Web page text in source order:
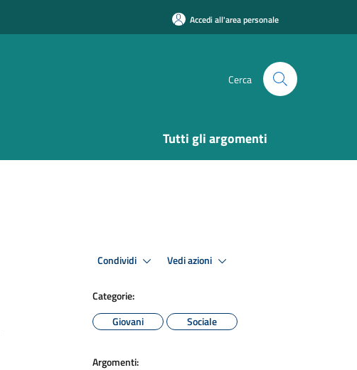
Accedi all'area personale
Cerca
Tutti gli argomenti
Condividi Vedi azioni
Categorie:
Giovani
Sociale
Argomenti: